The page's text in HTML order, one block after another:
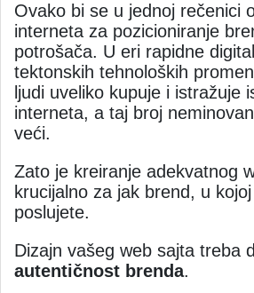
Ovako bi se u jednoj rečenici
interneta za pozicioniranje
potrošača. U eri rapidne
tektonskih tehnoloških
ljudi uveliko kupuje i istražuje
interneta, a taj broj
veći.
Zato je kreiranje adekvatnog
krucijalno za jak brend, u
poslujete.
Dizajn vašeg web sajta treba
autentičnost brenda.